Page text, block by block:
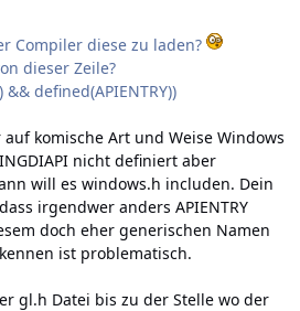
Compiler diese zu laden?
dieser Zeile?
defined(APIENTRY))
komische Art und Weise Windows
nicht definiert aber
will es windows.h includen. Dein
irgendwer anders APIENTRY
doch eher generischen Namen
ist problematisch.
gl.h Datei bis zu der Stelle wo der